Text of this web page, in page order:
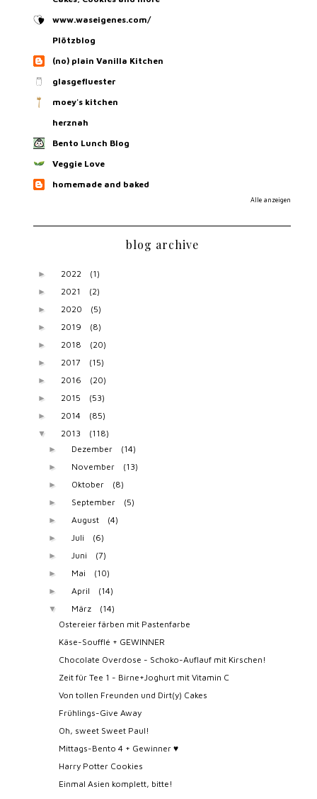
www.waseigenes.com/
Plötzblog
(no) plain Vanilla Kitchen
glasgefluester
moey's kitchen
herznah
Bento Lunch Blog
Veggie Love
homemade and baked
Alle anzeigen
blog archive
► 2022 (1)
► 2021 (2)
► 2020 (5)
► 2019 (8)
► 2018 (20)
► 2017 (15)
► 2016 (20)
► 2015 (53)
► 2014 (85)
▼ 2013 (118)
► Dezember (14)
► November (13)
► Oktober (8)
► September (5)
► August (4)
► Juli (6)
► Juni (7)
► Mai (10)
► April (14)
▼ März
(14)
Ostereier färben mit Pastenfarbe
Käse-Soufflé + GEWINNER
Chocolate Overdose - Schoko-Auflauf mit Kirschen!
Zeit für Tee 1 - Birne+Joghurt mit Vitamin C
Von tollen Freunden und Dirt(y) Cakes
Frühlings-Give Away
Oh, sweet Sweet Paul!
Mittags-Bento 4 + Gewinner ♥
Harry Potter Cookies
Einmal Asien komplett, bitte!